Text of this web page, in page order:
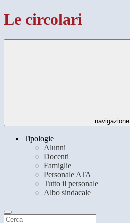
Le circolari
navigazione
Tipologie
Alunni
Docenti
Famiglie
Personale ATA
Tutto il personale
Albo sindacale